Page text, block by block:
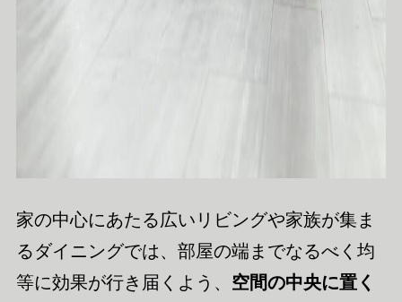
家の中心にあたる広いリビングや家族が集ま
るダイニングでは、部屋の端までなるべく均
等に効果が行き届くよう、 空間の中央に置く